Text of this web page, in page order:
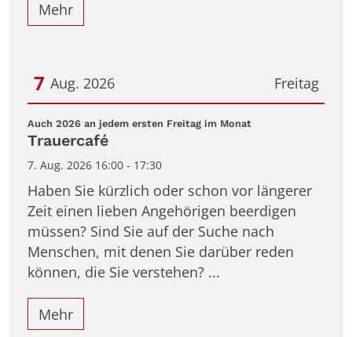
Mehr
Freitag
7 Aug. 2026
Datum: 7. August 2026
Auch 2026 an jedem ersten Freitag im Monat:
Trauercafé
7. Aug. 2026 16:00 - 17:30
Haben Sie kürzlich oder schon vor längerer
Zeit einen lieben Angehörigen beerdigen
müssen? Sind Sie auf der Suche nach
Menschen, mit denen Sie darüber reden
können, die Sie verstehen? ...
Mehr